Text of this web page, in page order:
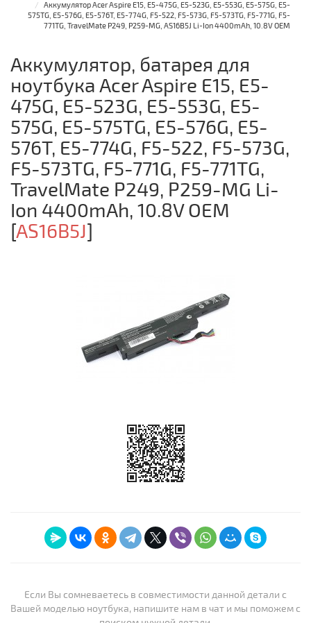
Аккумулятор Acer Aspire E15, E5-475G, E5-523G, E5-553G, E5-575G, E5-
575TG, E5-576G, E5-576T, E5-774G, F5-522, F5-573G, F5-573TG, F5-771G, F5-
771TG, TravelMate P249, P259-MG, AS16B5J Li-Ion 4400mAh, 10.8V OEM
Аккумулятор, батарея для
ноутбука Acer Aspire E15, E5-
475G, E5-523G, E5-553G, E5-
575G, E5-575TG, E5-576G, E5-
576T, E5-774G, F5-522, F5-573G,
F5-573TG, F5-771G, F5-771TG,
TravelMate P249, P259-MG Li-
Ion 4400mAh, 10.8V OEM
[AS16B5J]
Если Вы сомневаетесь в совместимости данной детали с
Вашей моделью ноутбука, напишите нам в чат и мы поможем с